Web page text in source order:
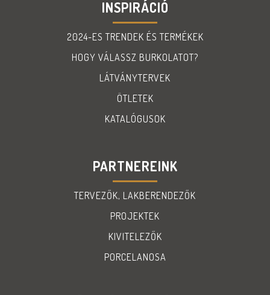
INSPIRÁCIÓ
2024-ES TRENDEK ÉS TERMÉKEK
HOGY VÁLASSZ BURKOLATOT?
LÁTVÁNYTERVEK
ÖTLETEK
KATALÓGUSOK
PARTNEREINK
TERVEZŐK, LAKBERENDEZŐK
PROJEKTEK
KIVITELEZŐK
PORCELANOSA